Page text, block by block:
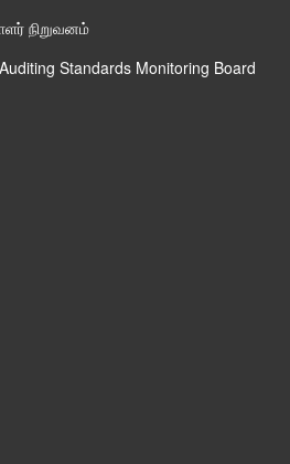
நிறுவனம்
Standards Monitoring Board